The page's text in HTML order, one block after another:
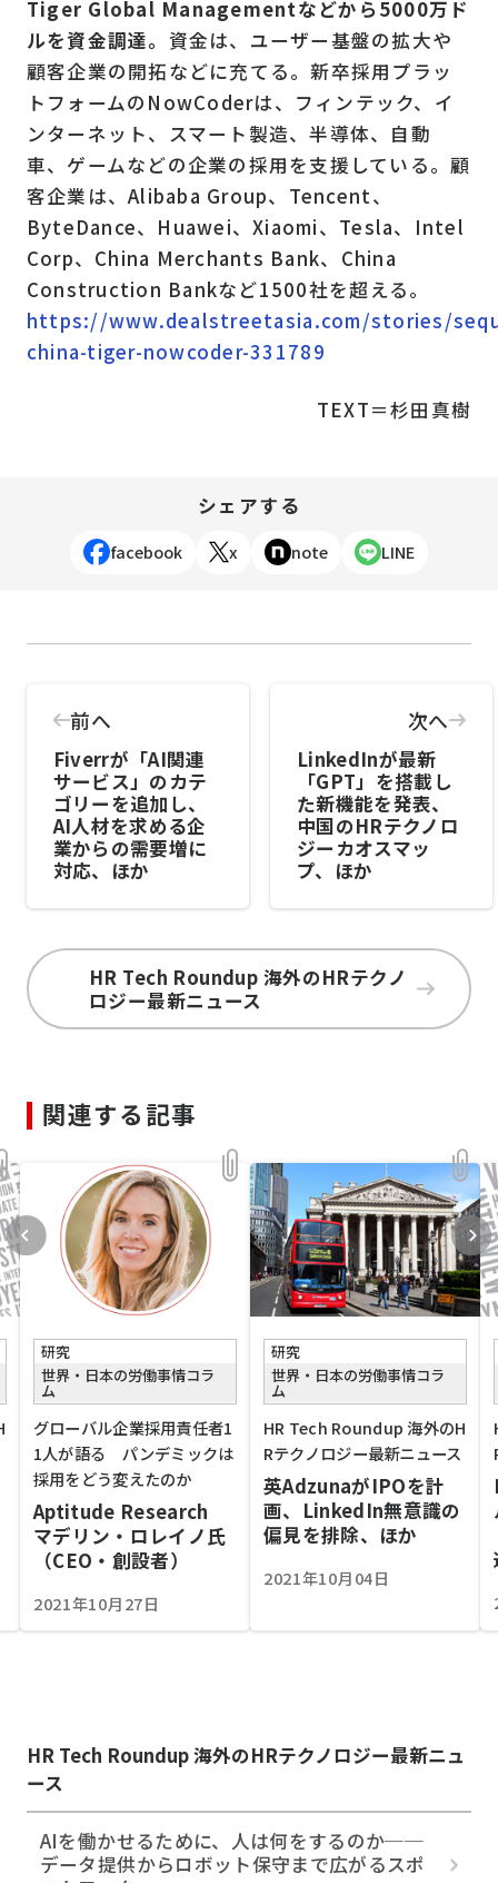
Tiger Global Managementなどから5000万ド
ルを資金調達。 資金は、ユーザー基盤の拡大や
顧客企業の開拓などに充てる。新卒採用プラッ
トフォームのNowCoderは、フィンテック、イ
ンターネット、スマート製造、半導体、自動
車、ゲームなどの企業の採用を支援している。顧
客企業は、Alibaba Group、Tencent、
ByteDance、Huawei、Xiaomi、Tesla、Intel
Corp、China Merchants Bank、China
Construction Bankなど1500社を超える。
https://www.dealstreetasia.com/stories/
china-tiger-nowcoder-331789
TEXT＝杉田真樹
シェアする
facebook x note LINE
前へ
Fiverrが「AI関連
サービス」のカテ
ゴリーを追加し、
AI人材を求める企
業からの需要増に
対応、ほか
次へ
LinkedInが最新
「GPT」を搭載し
た新機能を発表、
中国のHRテクノロ
ジーカオスマッ
プ、ほか
HR Tech Roundup 海外のHRテクノ
ロジー最新ニュース
関連する記事
研究
世界・日本の労働事情コラ
ム
グローバル企業採用責任者1
1人が語る パンデミックは
採用をどう変えたのか
Aptitude Research
マデリン・ロレイノ氏
（CEO・創設者）
2021年10月27日
研究
世界・日本の労働事情コラ
ム
HR Tech Roundup 海外のH
Rテクノロジー最新ニュース
英AdzunaがIPOを計
画、LinkedIn無意識の
偏見を排除、ほか
2021年10月04日
HR Tech Roundup 海外のHRテクノロジー最新ニュ
ース
AIを働かせるために、人は何をするのか──
データ提供からロボット保守まで広がるスポ